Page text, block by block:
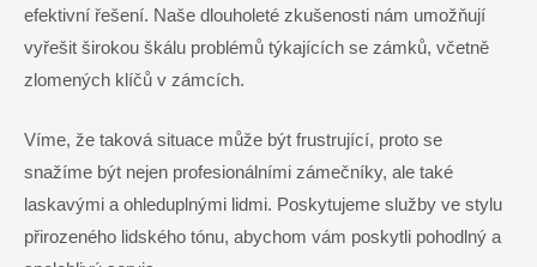
efektivní řešení. Naše dlouholeté zkušenosti nám umožňují
vyřešit širokou škálu problémů týkajících se ​zámků, včetně
zlomených klíčů v zámcích.
Víme, že taková situace může​ být frustrující,⁤ proto⁢ se‍
snažíme být⁢ nejen ⁣profesionálními zámečníky, ale také
laskavými a ohleduplnými lidmi. Poskytujeme služby ve stylu
přirozeného ⁤lidského tónu,⁢ abychom ‌vám poskytli ⁤pohodlný a